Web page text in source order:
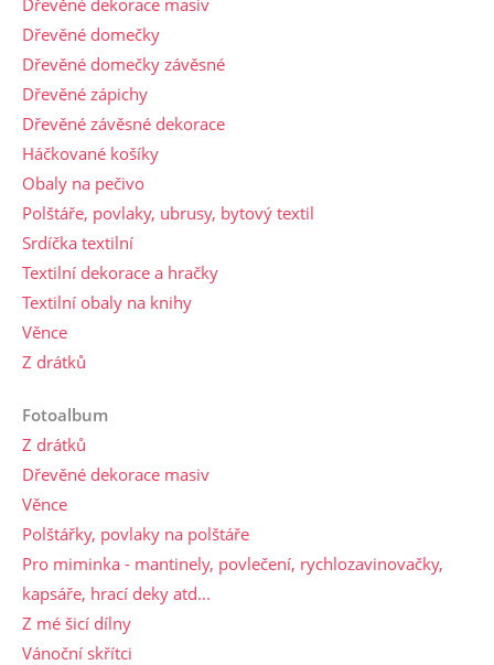
Dřevěné domečky
Dřevěné domečky závěsné
Dřevěné zápichy
Dřevěné závěsné dekorace
Háčkované košíky
Obaly na pečivo
Polštáře, povlaky, ubrusy, bytový textil
Srdíčka textilní
Textilní dekorace a hračky
Textilní obaly na knihy
Věnce
Z drátků
Fotoalbum
Z drátků
Dřevěné dekorace masiv
Věnce
Polštářky, povlaky na polštáře
Pro miminka - mantinely, povlečení, rychlozavinovačky,
kapsáře, hrací deky atd...
Z mé šicí dílny
Vánoční skřítci